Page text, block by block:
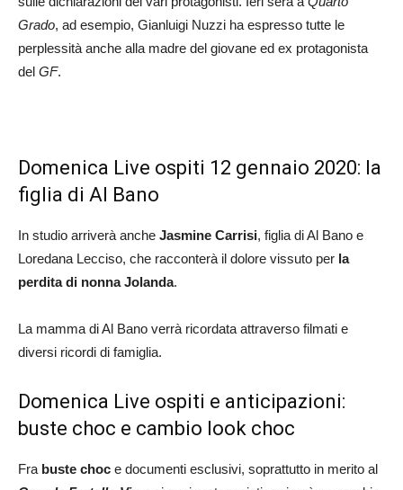
Grado, ad esempio, Gianluigi Nuzzi ha espresso tutte le
perplessità anche alla madre del giovane ed ex protagonista
del GF.
Domenica Live ospiti 12 gennaio 2020: la
figlia di Al Bano
In studio arriverà anche Jasmine Carrisi, figlia di Al Bano e
Loredana Lecciso, che racconterà il dolore vissuto per la
perdita di nonna Jolanda.
La mamma di Al Bano verrà ricordata attraverso filmati e
diversi ricordi di famiglia.
Domenica Live ospiti e anticipazioni:
buste choc e cambio look choc
Fra buste choc e documenti esclusivi, soprattutto in merito al